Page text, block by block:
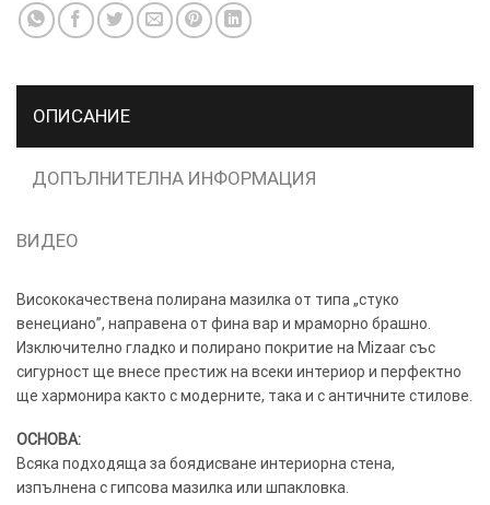
ОПИСАНИЕ
ДОПЪЛНИТЕЛНА ИНФОРМАЦИЯ
ВИДЕО
Висококачествена полирана мазилка от типа „стуко
венециано”, направена от фина вар и мраморно брашно.
Изключително гладко и полирано покритие на Mizaar със
сигурност ще внесе престиж на всеки интериор и перфектно
ще хармонира както с модерните, така и с античните стилове.
ОСНОВА:
Всяка подходяща за боядисване интериорна стена,
изпълнена с гипсова мазилка или шпакловка.
× ТОЗИ
САЙТ
БИСКВИТКИ.
ПОВЕЧЕ
ИНФОРМАЦИЯ
МОЖЕТЕ
ТУК.
ОПЦИИ
Google